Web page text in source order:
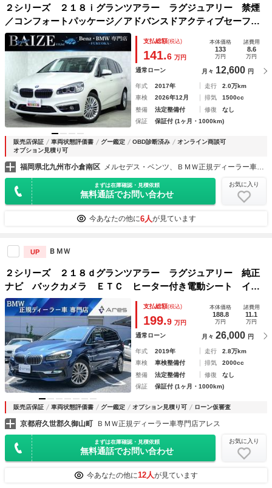
２シリーズ ２１８ｉグランツアラー ラグジュアリー 禁煙
／コンフォートパッケージ／アドバンスドアクティブセーフテ
ィパッケージ／プラスパッケージ／純正ＨＤＤナビ／Ｂｌｕｅ
ｔｏｏｔｈ／バックカメラ／パワーバックドア／黒革シート／
ＥＴＣ／シートヒーター
支払総額(税込)
141.6 万円
本体価格
133
万円
諸費用
8.6
万円
通常ローン 月々 12,600 円
年式 2017年 走行
2.0万km
車検
2026年12月 排気
1500cc
整備
法定整備付 修復
なし
保証
保証付 (1ヶ月・1000km)
販売店保証 車両状態評価書 グー鑑定 OBD診断済み
オンライン商談可
オプション見積り可
福岡県北九州市小倉南区 メルセデス・ベンツ、ＢＭＷ正規ディーラー車専門店（株）ベイズ
まずは在庫確認・見積依頼
無料通話でお問い合わせ
お気に入り
今あなたの他に6人が見ています
UP ＢＭＷ
２シリーズ ２１８ｄグランツアラー ラグジュアリー 純正
ナビ バックカメラ ＥＴＣ ヒーター付き電動シート イン
テリジェントセーフティ パーキングアシスト 電動リヤゲー
ト ＬＥＤヘッドライト スマートキー ３列シート 純正１
７インチアルミホイール
支払総額(税込)
199.9 万円
本体価格
188.8
万円
諸費用
11.1
万円
通常ローン 月々 26,000 円
年式 2019年 走行
2.8万km
車検
車検整備付 排気
2000cc
整備
法定整備付 修復
なし
保証
保証付 (1ヶ月・1000km)
販売店保証 車両状態評価書 グー鑑定 オプション見積り可 ローン仮審査
京都府久世郡久御山町 ＢＭＷ正規ディーラー車専門店アレス
まずは在庫確認・見積依頼
無料通話でお問い合わせ
お気に入り
今あなたの他に12人が見ています